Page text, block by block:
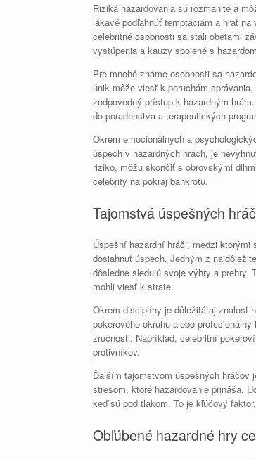
Riziká hazardovania sú rozmanité a
lákavé podľahnúť temptáciám a hrať
celebritné osobnosti sa stali obetami
vystúpenia a kauzy spojené s
Pre mnohé známe osobnosti sa
únik môže viesť k poruchám
zodpovedný prístup k hazardným
do poradenstva a terapeutických
Okrem emocionálnych a
úspech v hazardných hrách, je
riziko, môžu skončiť s obrovskými
celebrity na pokraj bankrotu.
Tajomstvá úspešných
Úspešní hazardní hráči, medzi ktorými
dosiahnuť úspech. Jedným z
dôsledne sledujú svoje výhry a prehry.
mohli viesť k strate.
Okrem disciplíny je dôležitá aj znalosť
pokerového okruhu alebo
zručnosti. Napríklad, celebritní
protivníkov.
Ďalším tajomstvom úspešných
stresom, ktoré hazardovanie prináša.
keď sú pod tlakom. To je kľúčový
Obľúbené hazardné hry